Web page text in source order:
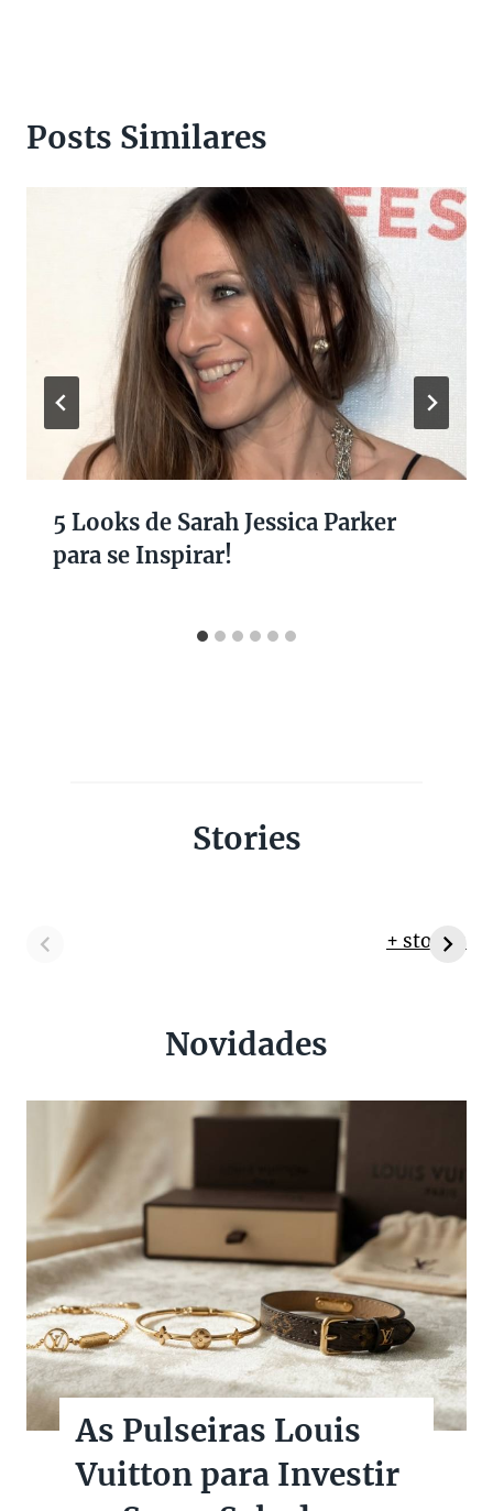
Posts Similares
5 Looks de Sarah Jessica Parker
para se Inspirar!
Stories
+ stories
Novidades
As Pulseiras Louis
Vuitton para Investir